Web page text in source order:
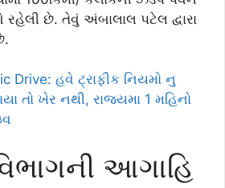
છે. તેવું અંબાલાલ પટેલ દ્વારા
Drive: હવે ટ્રાફીક નિયમો નુ
તો ખેર નથી, રાજ્યમા 1 મહિનો
આગાહિ